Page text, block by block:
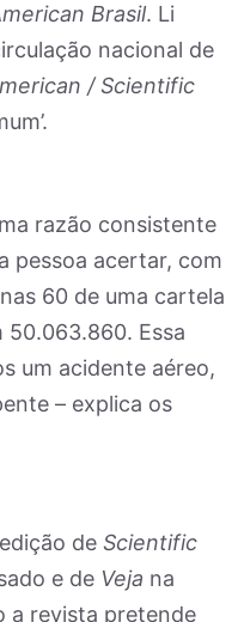
Brasil. Li
nacional de
/ Scientific
razão consistente
pessoa acertar, com
60 de uma cartela
50.063.860. Essa
um acidente aéreo,
– explica os
de Scientific
e de Veja na
a revista pretende